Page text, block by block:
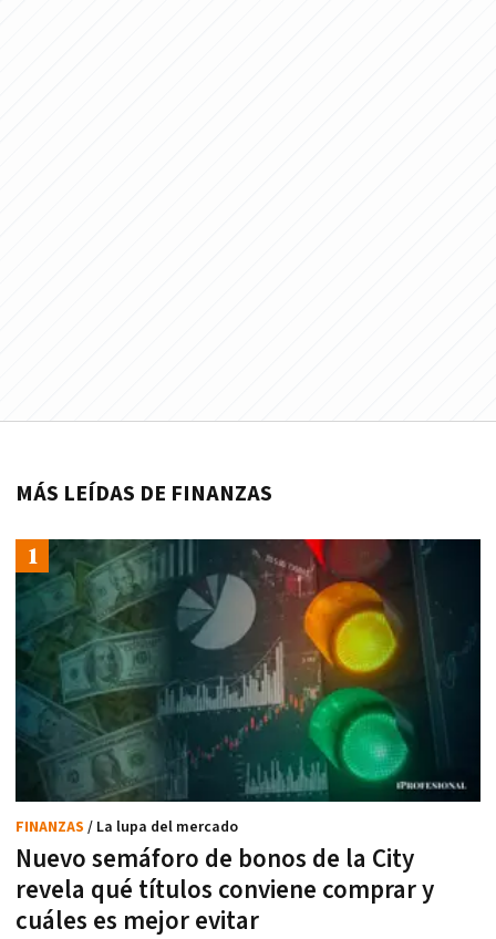
MÁS LEÍDAS DE FINANZAS
Nuevo semáforo de bonos de la City
revela qué títulos conviene comprar y
cuáles es mejor evitar
FINANZAS / La lupa del mercado